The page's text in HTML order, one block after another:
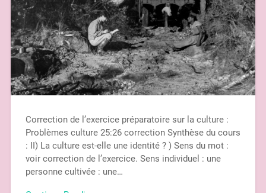
Correction de l’exercice préparatoire sur la culture :
Problèmes culture 25:26 correction Synthèse du cours
: II) La culture est-elle une identité ? ) Sens du mot :
voir correction de l’exercice. Sens individuel : une
personne cultivée : une…